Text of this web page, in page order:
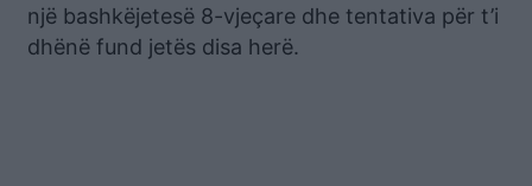
një bashkëjetesë 8-vjeçare dhe tentativa për t’i
dhënë fund jetës disa herë.